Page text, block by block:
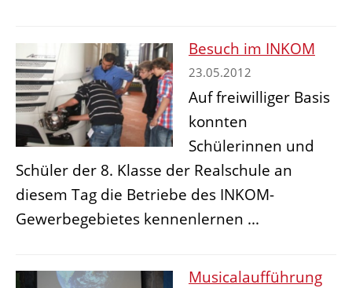
Besuch im INKOM
23.05.2012
Auf freiwilliger Basis
konnten
Schülerinnen und
Schüler der 8. Klasse der Realschule an
diesem Tag die Betriebe des INKOM-
Gewerbegebietes kennenlernen ...
Musicalaufführung